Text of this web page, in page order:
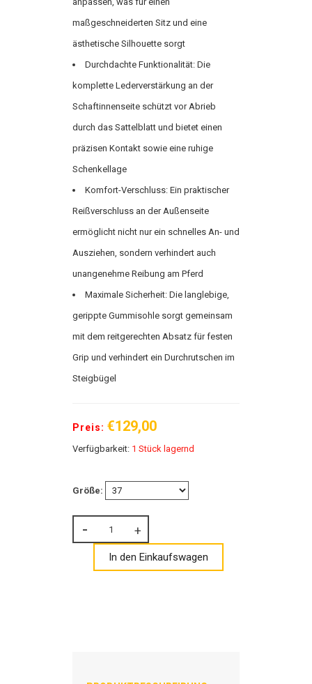
maßgeschneiderten Sitz und eine
ästhetische Silhouette sorgt
Durchdachte Funktionalität: Die
komplette Lederverstärkung an der
Schaftinnenseite schützt vor Abrieb
durch das Sattelblatt und bietet einen
präzisen Kontakt sowie eine ruhige
Schenkellage
Komfort-Verschluss: Ein praktischer
Reißverschluss an der Außenseite
ermöglicht nicht nur ein schnelles An- und
Ausziehen, sondern verhindert auch
unangenehme Reibung am Pferd
Maximale Sicherheit: Die langlebige,
gerippte Gummisohle sorgt gemeinsam
mit dem reitgerechten Absatz für festen
Grip und verhindert ein Durchrutschen im
Steigbügel
Preis: €129,00
Verfügbarkeit: 1 Stück lagernd
Größe:
In den Einkaufswagen